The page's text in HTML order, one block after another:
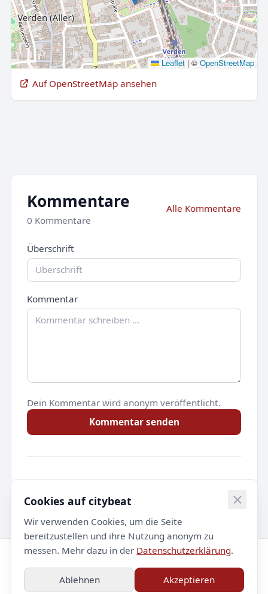
Leaflet |© OpenStreetMap
Auf OpenStreetMap ansehen
Kommentare
0 Kommentare
Alle Kommentare
Überschrift
Kommentar
Dein Kommentar wird anonym veröffentlicht.
Kommentar senden
Noch keine Kommentare.
© 2026 citybeat. Alle Rechte vorbehalten.
Impressum
Datenschutz Kontakt
Cookies auf citybeat
Wir verwenden Cookies, um die Seite
bereitzustellen und ihre Nutzung anonym zu
messen. Mehr dazu in der Datenschutzerklärung.
Ablehnen Akzeptieren